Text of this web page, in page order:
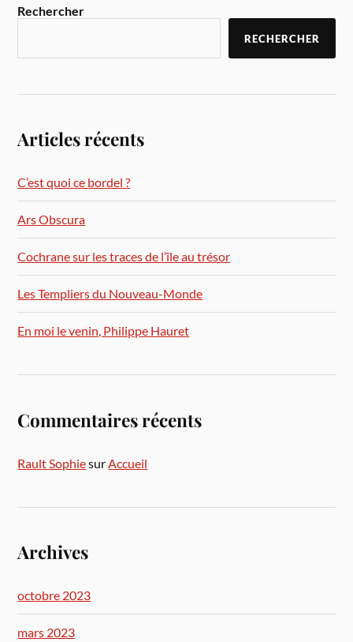
Rechercher
RECHERCHER
Articles récents
C’est quoi ce bordel ?
Ars Obscura
Cochrane sur les traces de l’île au trésor
Les Templiers du Nouveau-Monde
En moi le venin, Philippe Hauret
Commentaires récents
Rault Sophiesur Accueil
Archives
octobre 2023
mars 2023